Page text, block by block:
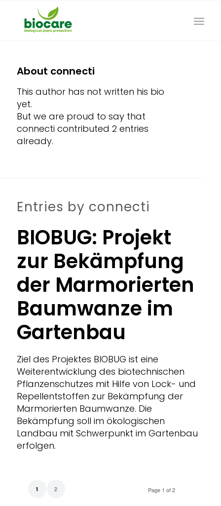
About connecti
This author has not written his bio
yet.
But we are proud to say that
connecti contributed 2 entries
already.
Entries by connecti
BIOBUG: Projekt
zur Bekämpfung
der Marmorierten
Baumwanze im
Gartenbau
Ziel des Projektes BIOBUG ist eine
Weiterentwicklung des biotechnischen
Pflanzenschutzes mit Hilfe von Lock- und
Repellentstoffen zur Bekämpfung der
Marmorierten Baumwanze. Die
Bekämpfung soll im ökologischen
Landbau mit Schwerpunkt im Gartenbau
erfolgen.
Page 1 of 2
1 2